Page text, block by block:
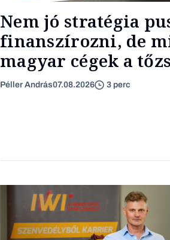
Nem jó stratégia
finanszírozni, de
magyar cégek a
Péller András07.08.2026 3 perc